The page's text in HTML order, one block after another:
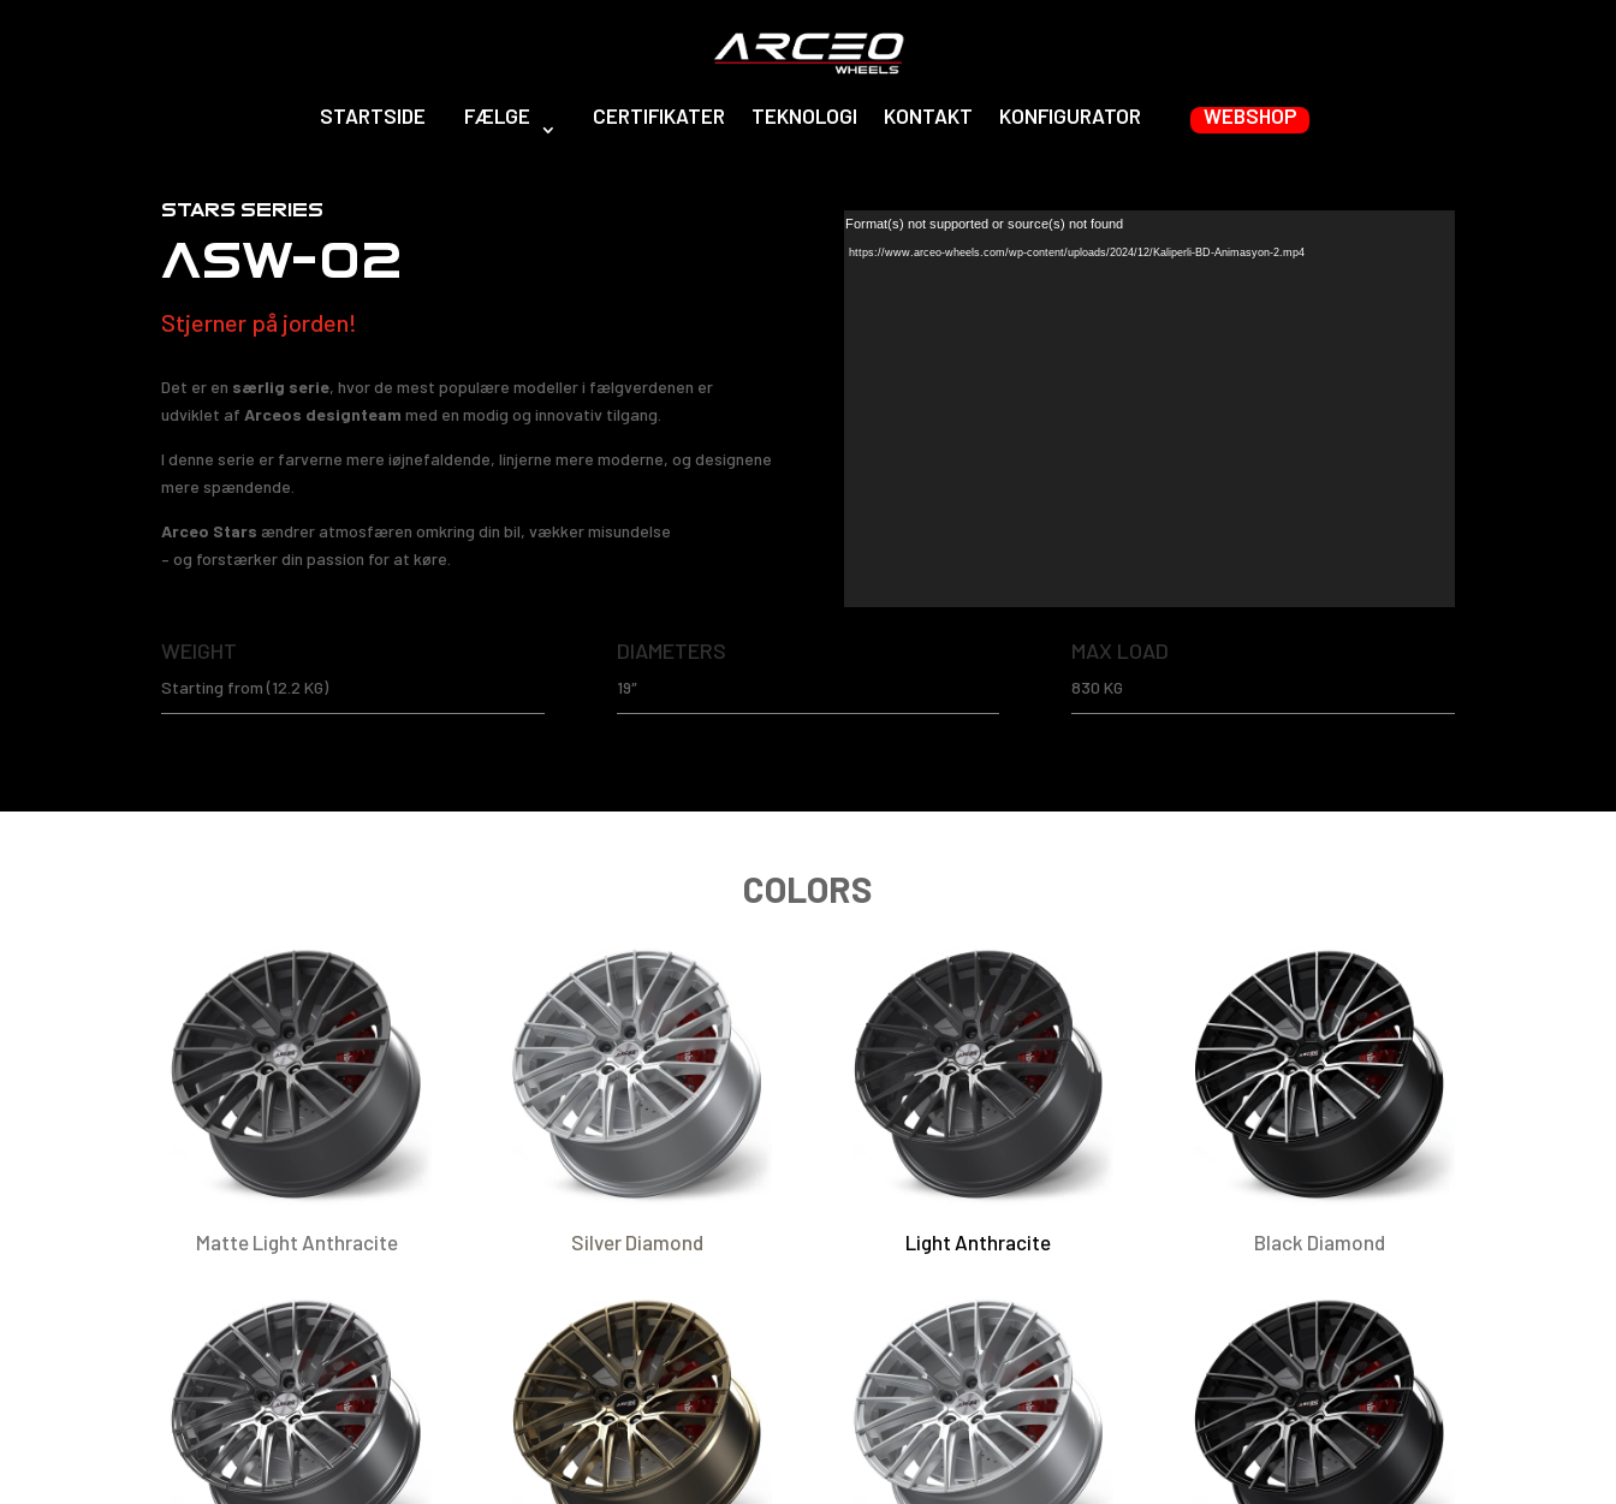
STARTSIDE FÆLGE CERTIFIKATER TEKNOLOGI KONTAKT KONFIGURATOR WEBSHOP
stars serıes
ASW-02
Stjerner på jorden!
Det er en særlig serie, hvor de mest populære modeller i fælgverdenen er
udviklet af Arceos designteam med en modig og innovativ tilgang.
I denne serie er farverne mere iøjnefaldende, linjerne mere moderne, og designene
mere spændende.
Arceo Stars ændrer atmosfæren omkring din bil, vækker misundelse
– og forstærker din passion for at køre.
Video
Player
Media error: Format(s) not supported or source(s) not found
Download File: https://www.arceo-wheels.com/wp-content/uploads/2024/12/Kaliperli-BD-Animasyon-2.mp4
WEIGHT
Starting from (12.2 KG)
DIAMETERS
19″
MAX LOAD
830 KG
COLORS
Matte Light Anthracite Silver Diamond Light Anthracite Black Diamond